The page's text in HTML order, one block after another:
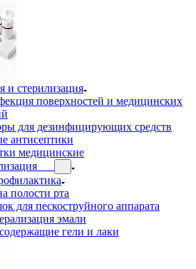
и стерилизация
поверхностей и медицинских
для дезинфицирующих средств
антисептики
медицинские
полости рта
для пескоструйного аппарата
эмали
гели и лаки